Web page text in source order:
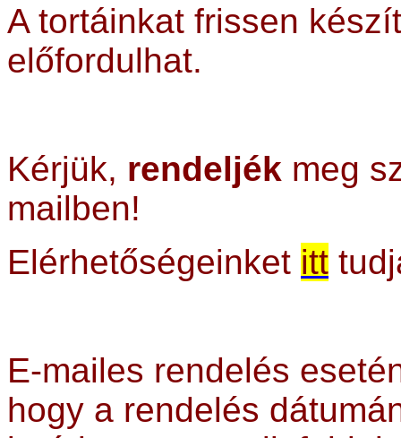
A tortáinkat frissen
előfordulhat.
Kérjük, rendeljék meg
mailben!
Elérhetőségeinket itt
E-mailes rendelés
hogy a rendelés